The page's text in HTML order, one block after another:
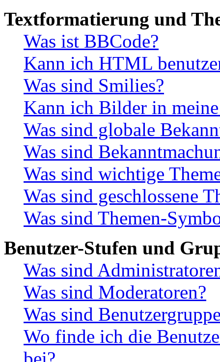
Textformatierung und
Was ist BBCode?
Kann ich HTML
Was sind Smilies?
Kann ich Bilder in
Was sind globale
Was sind
Was sind wichtige
Was sind geschlossene
Was sind Themen-
Benutzer-Stufen und
Was sind
Was sind Moderatoren?
Was sind
Wo finde ich die